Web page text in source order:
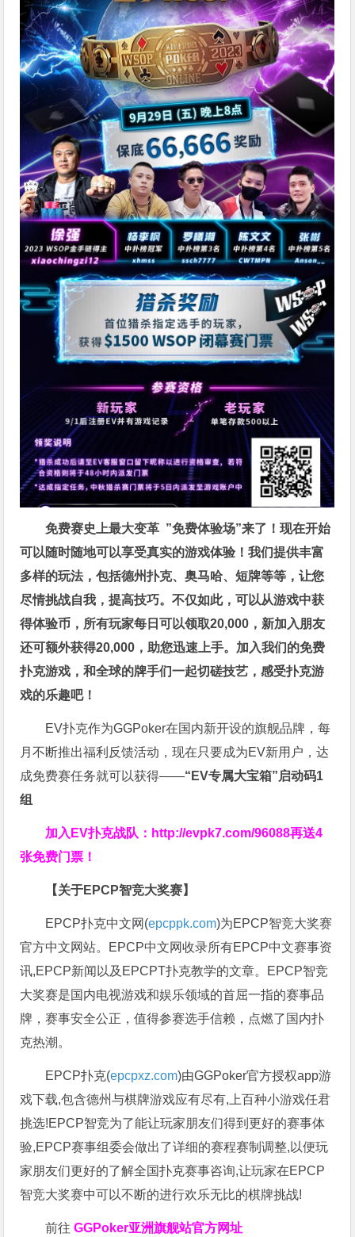
免费赛史上最大变革 ”免费体验场”来了！现在开始
可以随时随地可以享受真实的游戏体验！我们提供丰富
多样的玩法，包括德州扑克、奥马哈、短牌等等，让您
尽情挑战自我，提高技巧。不仅如此，可以从游戏中获
得体验币，所有玩家每日可以领取20,000，新加入朋友
还可额外获得20,000，助您迅速上手。 加入我们的免费
扑克游戏，和全球的牌手们一起切磋技艺，感受扑克游
戏的乐趣吧！
EV扑克作为GGPoker在国内新开设的旗舰品牌，每
月不断推出福利反馈活动，现在只要成为EV新用户，达
成免费赛任务就可以获得——“EV专属大宝箱”启动码1
组
加入EV扑克战队： http://evpk7.com/96088再送4
张免费门票！
【关于EPCP智竞大奖赛】
EPCP扑克中文网(epcppk.com)为EPCP智竞大奖赛
官方中文网站。EPCP中文网收录所有EPCP中文赛事资
讯,EPCP新闻以及EPCPT扑克教学的文章。EPCP智竞
大奖赛是国内电视游戏和娱乐领域的首屈一指的赛事品
牌，赛事安全公正，值得参赛选手信赖，点燃了国内扑
克热潮。
EPCP扑克(epcpxz.com)由GGPoker官方授权app游
戏下载,包含德州与棋牌游戏应有尽有,上百种小游戏任君
挑选!EPCP智竞为了能让玩家朋友们得到更好的赛事体
验,EPCP赛事组委会做出了详细的赛程赛制调整,以便玩
家朋友们更好的了解全国扑克赛事咨询,让玩家在EPCP
智竞大奖赛中可以不断的进行欢乐无比的棋牌挑战!
前往GGPoker亚洲旗舰站官方网址